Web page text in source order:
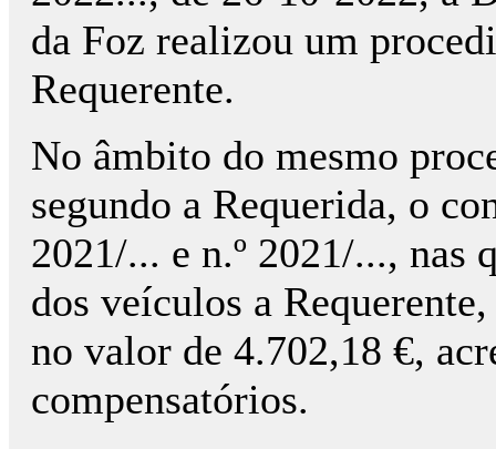
da Foz realizou um
Requerente.
No âmbito do mesmo
segundo a Requerida, o
2021/... e n.º 2021/..., nas
dos veículos a
no valor de 4.702,18 €,
compensatórios.